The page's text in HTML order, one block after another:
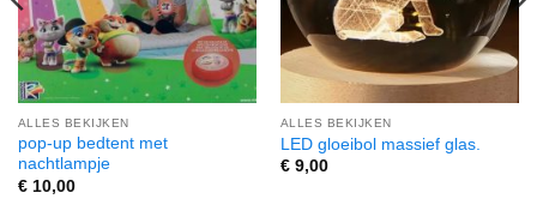
ALLES BEKIJKEN
pop-up bedtent met
nachtlampje
€10,00
ALLES BEKIJKEN
LED gloeibol massief glas.
€9,00